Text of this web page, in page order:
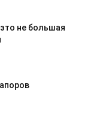
не большая